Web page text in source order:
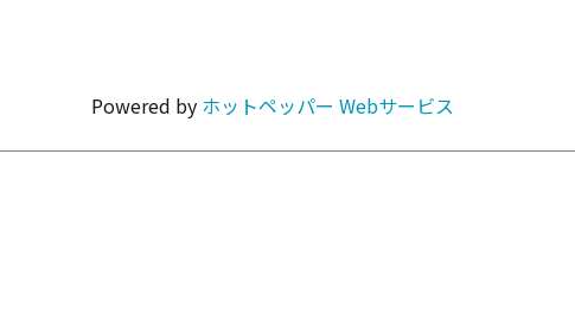
カラオケ・パーティ
Powered by ホットペッパー Webサービス